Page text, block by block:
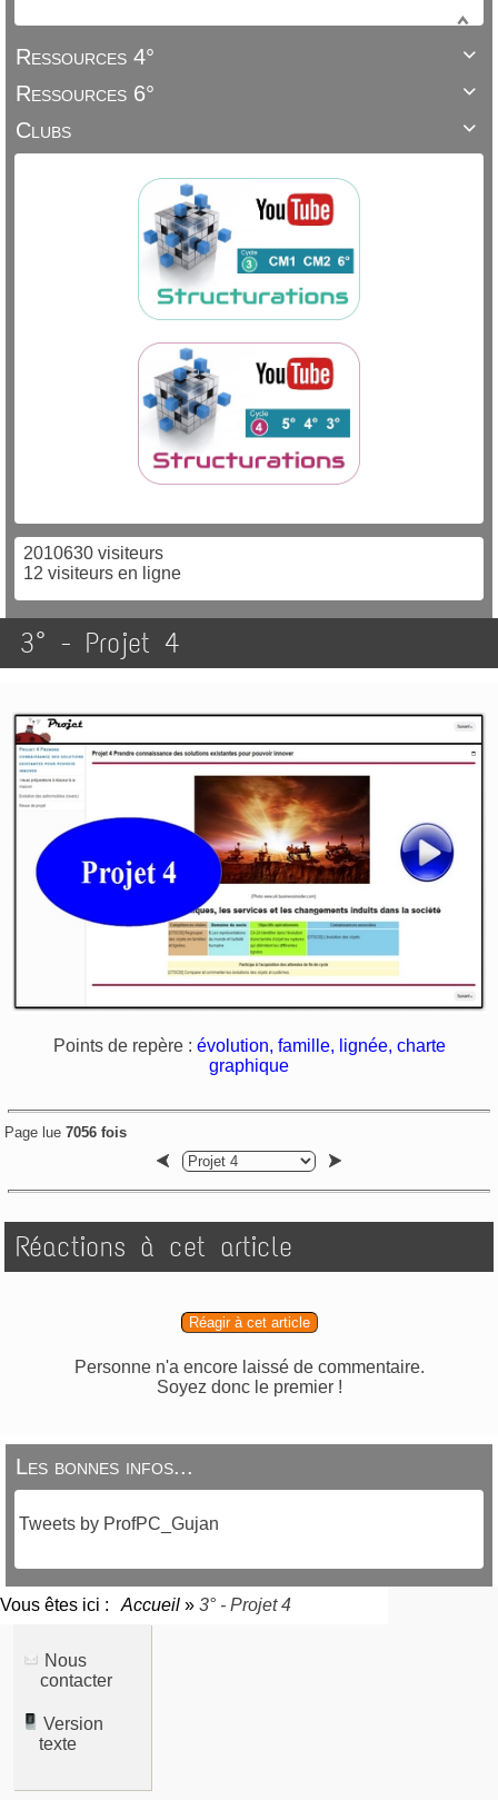

Ressources 4°

Ressources 6°

Clubs
2010630 visiteurs
12 visiteurs en ligne
3° - Projet 4
Points de repère : évolution, famille, lignée, charte
graphique
Page lue 7056 fois
Réactions à cet article
Réagir à cet article
Personne n'a encore laissé de commentaire.
Soyez donc le premier !
Les bonnes infos...
Tweets by ProfPC_Gujan
Vous êtes ici : Accueil » 3° - Projet 4
Nous
contacter
Version
texte